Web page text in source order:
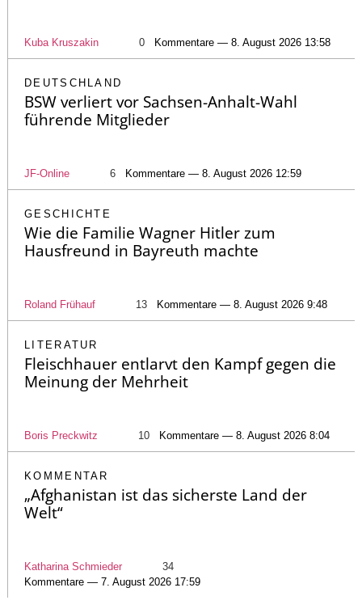
Kuba Kruszakin 0 Kommentare — 8. August 2026 13:58
DEUTSCHLAND
BSW verliert vor Sachsen-Anhalt-Wahl
führende Mitglieder
JF-Online 6 Kommentare — 8. August 2026 12:59
GESCHICHTE
Wie die Familie Wagner Hitler zum
Hausfreund in Bayreuth machte
Roland Frühauf 13 Kommentare — 8. August 2026 9:48
LITERATUR
Fleischhauer entlarvt den Kampf gegen die
Meinung der Mehrheit
Boris Preckwitz 10 Kommentare — 8. August 2026 8:04
KOMMENTAR
„Afghanistan ist das sicherste Land der
Welt“
Katharina Schmieder
34
Kommentare — 7. August 2026 17:59